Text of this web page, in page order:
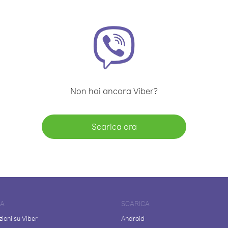
Non hai ancora Viber?
Scarica ora
su Viber
SCARICA
Android